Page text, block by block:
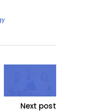
Next post